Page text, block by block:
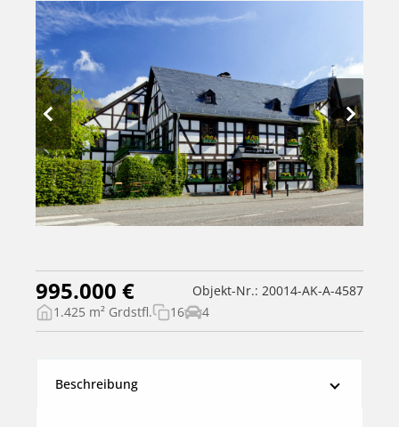
995.000 €
Objekt-Nr.: 20014-AK-A-4587
1.425 m² Grdstfl.
16 4
Beschreibung